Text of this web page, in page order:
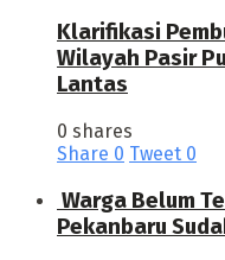
Klarifikasi
Wilayah Pasir
Lantas
0 shares
Share 0 Tweet 0
Warga Belum
Pekanbaru